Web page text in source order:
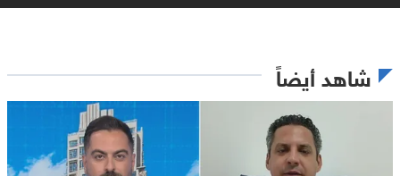
شاهد أيضاً